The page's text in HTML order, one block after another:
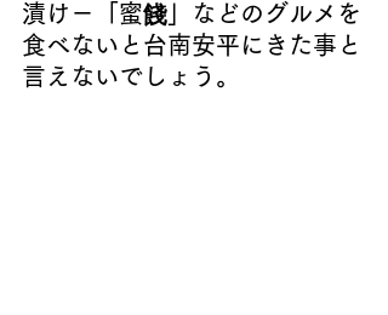
漬け－「蜜餞」などのグルメを
食べないと台南安平にきた事と
言えないでしょう。